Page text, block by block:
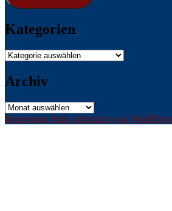
Kategorien
Kategorien
Archiv
Archiv
Impressum Stolz präsentiert von WordPress